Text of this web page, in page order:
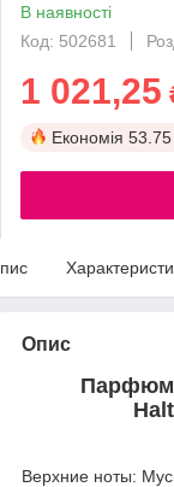
В наявності
Код: 502681
1 021,25
Економія
Опис
Парфюм
Верхние ноты: